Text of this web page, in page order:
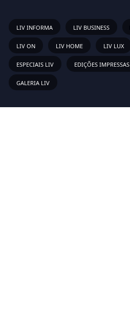
LIV INFORMA LIV BUSINESS
LIV ON LIV HOME LIV LUX
ESPECIAIS LIV EDIÇÕES IMPRESSAS
GALERIA LIV